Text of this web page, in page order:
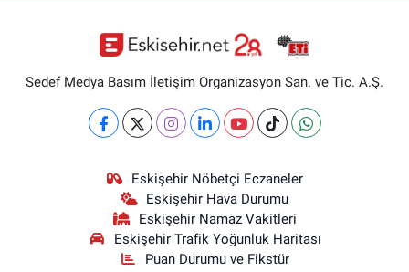
Sedef Medya Basım İletişim Organizasyon San. ve Tic. A.Ş.
Eskişehir Nöbetçi Eczaneler
Eskişehir Hava Durumu
Eskişehir Namaz Vakitleri
Eskişehir Trafik Yoğunluk Haritası
Puan Durumu ve Fikstür